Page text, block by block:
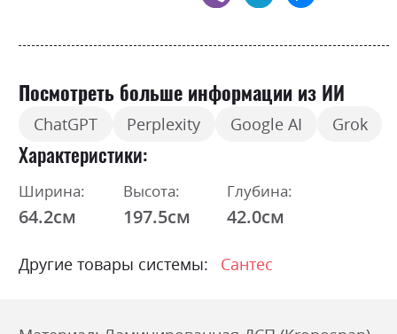
Посмотреть больше информации из ИИ
ChatGPT Perplexity Google AI Grok
Характеристики
Ширина:
64.2см
Высота:
197.5см
Глубина:
42.0см
Другие товары системы: Сантес